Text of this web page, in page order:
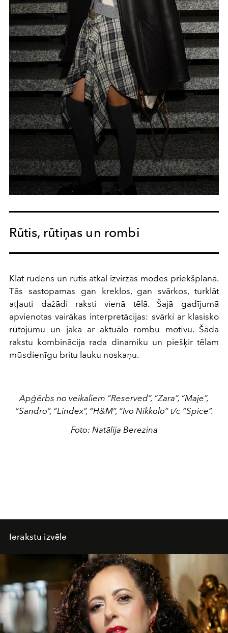
Rūtis, rūtiņas un rombi
Klāt rudens un rūtis atkal izvirzās modes priekšplānā.
Tās sastopamas gan kreklos, gan svārkos, turklāt
atļauti dažādi raksti vienā tēlā. Šajā gadījumā
apvienotas vairākas interpretācijas: svārki ar klasisko
rūtojumu un jaka ar aktuālo rombu motīvu. Šāda
rakstu kombinācija rada dinamiku un piešķir tēlam
mūsdienīgu britu lauku noskaņu.
Apģērbs no veikaliem “Reserved”, “Zara”, “Maje”,
“Sandro”, “Lindex”, “H&M”, “Ivo Nikkolo” t/c “Spice”.
Foto: Natālija Berezina
Ierakstu izvēle